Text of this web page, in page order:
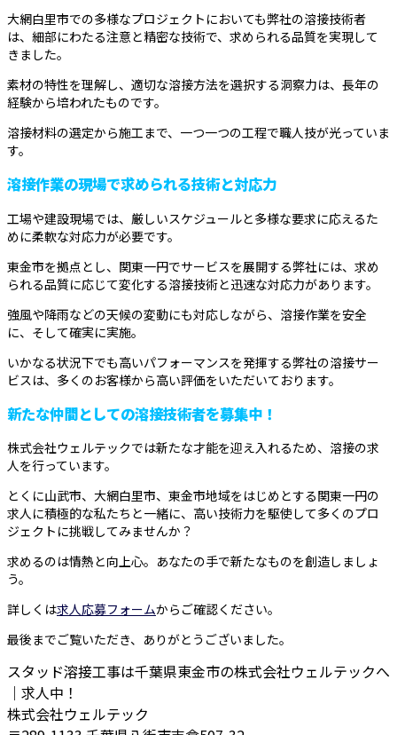
大網白里市での多様なプロジェクトにおいても弊社の溶接技術者
は、細部にわたる注意と精密な技術で、求められる品質を実現して
きました。
素材の特性を理解し、適切な溶接方法を選択する洞察力は、長年の
経験から培われたものです。
溶接材料の選定から施工まで、一つ一つの工程で職人技が光っていま
す。
溶接作業の現場で求められる技術と対応力
工場や建設現場では、厳しいスケジュールと多様な要求に応えるた
めに柔軟な対応力が必要です。
東金市を拠点とし、関東一円でサービスを展開する弊社には、求め
られる品質に応じて変化する溶接技術と迅速な対応力があります。
強風や降雨などの天候の変動にも対応しながら、溶接作業を安全
に、そして確実に実施。
いかなる状況下でも高いパフォーマンスを発揮する弊社の溶接サー
ビスは、多くのお客様から高い評価をいただいております。
新たな仲間としての溶接技術者を募集中！
株式会社ウェルテックでは新たな才能を迎え入れるため、溶接の求
人を行っています。
とくに山武市、大網白里市、東金市地域をはじめとする関東一円の
求人に積極的な私たちと一緒に、高い技術力を駆使して多くのプロ
ジェクトに挑戦してみませんか？
求めるのは情熱と向上心。あなたの手で新たなものを創造しましょ
う。
詳しくは求人応募フォームからご確認ください。
最後までご覧いただき、ありがとうございました。
スタッド溶接工事は千葉県東金市の株式会社ウェルテックへ
｜求人中！
株式会社ウェルテック